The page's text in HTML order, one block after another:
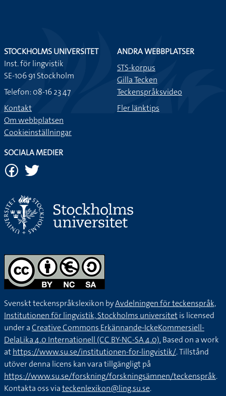
STOCKHOLMS UNIVERSITET
Inst. för lingvistik
SE-106 91 Stockholm
Telefon: 08-16 23 47
Kontakt
Om webbplatsen
Cookieinställningar
ANDRA WEBBPLATSER
STS-korpus
Gilla Tecken
Teckenspråksvideo
Fler länktips
SOCIALA MEDIER
Svenskt teckenspråkslexikon byAvdelningen för teckenspråk,
Institutionen för lingvistik, Stockholms universitetis licensed
under aCreative Commons Erkännande-IckeKommersiell-
DelaLika 4.0 Internationell (CC BY-NC-SA 4.0).Based on a work
athttps://www.su.se/institutionen-for-lingvistik/. Tillstånd
utöver denna licens kan vara tillgängligt på
https://www.su.se/forskning/forskningsämnen/teckenspråk.
Kontakta oss viateckenlexikon@ling.su.se.